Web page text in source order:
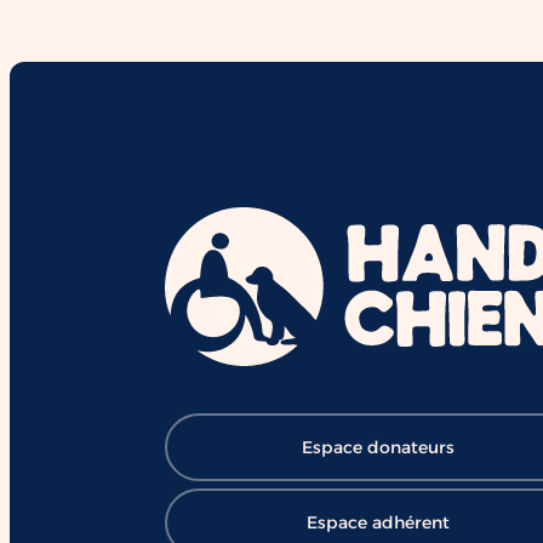
mois de formation,
chaque jour à ouvrir le chemin de la
réussite et de l'inclusion ❤️ 👉
Soutenir HANDI'CHIENS :
https://lnkd.in/eBV53T_7
#HANDICHIENS
#RéussiteScolaire #Inclusion
#ChangerDesVies
Espace donateurs
Espace adhérent